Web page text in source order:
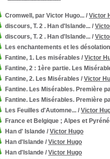
Cromwell, par Victor Hugo... / Victor
discours, T. 2 . Han d'Islande... /
discours, T. 2 . Han d'Islande... /
Les enchantements et les
Fantine, 1. Les misérables / Victor
Fantine, 2 : 1ère partie. Les
Fantine, 2. Les Misérables / Victor
Fantine. Les Misérables. Première
Fantine. Les Misérables. Première
Les Feuilles d'Automne... / Victor
France et Belgique ; Alpes et
Han d' Islande / Victor Hugo
Han d'Islande / Victor Hugo
Han d'Islande / Victor Hugo